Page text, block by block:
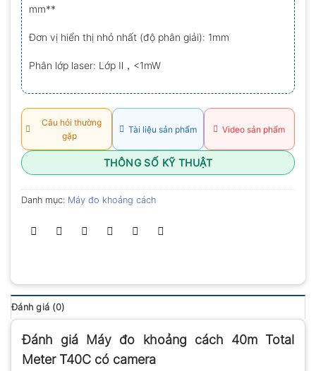
mm**
Đơn vị hiển thị nhỏ nhất (độ phân giải): 1mm
Phân lớp laser: Lớp Ⅱ，<1mW
Câu hỏi thường
gặp
Tài liệu sản phẩm Video sản phẩm
THÔNG SỐ KỸ THUẬT
Danh mục: Máy đo khoảng cách
Đánh giá (0)
Đánh giá Máy đo khoảng cách 40m Total
Meter T40C có camera